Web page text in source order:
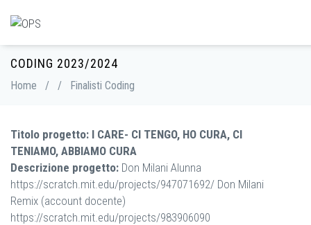
CODING 2023/2024
Home / / Finalisti Coding
Titolo progetto: I CARE- CI TENGO, HO CURA, CI
TENIAMO, ABBIAMO CURA
Descrizione progetto: Don Milani Alunna
https://scratch.mit.edu/projects/947071692/ Don Milani
Remix (account docente)
https://scratch.mit.edu/projects/983906090